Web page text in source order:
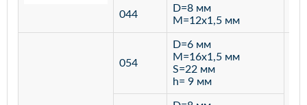
044
D=8 мм
M=12х1,5 мм
054
D=6 мм
M=16х1,5 мм
S=22 мм
h= 9 мм